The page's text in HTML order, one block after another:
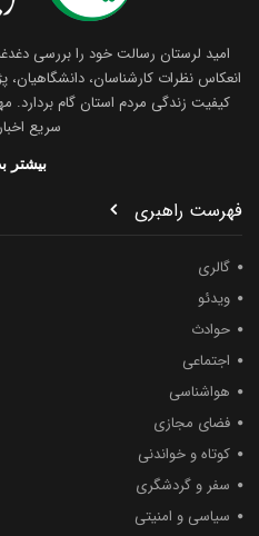
امید لرستان رسالت خود را بررسی
انعکاس نظرات کارشناسان،
کیفیت زندگی مردم استان گام بردارد.
سریع
بیشتر
فهرست راهبری
گالری
ویدئو
حوادث
اجتماعی
هواشناسی
فضای مجازی
کوتاه و خواندنی
سفر و گردشگری
سیاسی و امنیتی